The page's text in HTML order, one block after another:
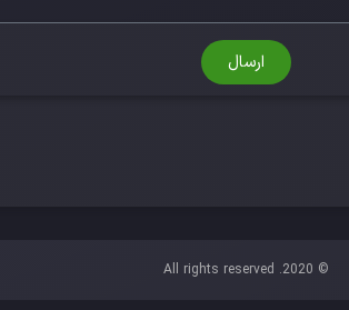
ارسال
© 2020. All rights reserved